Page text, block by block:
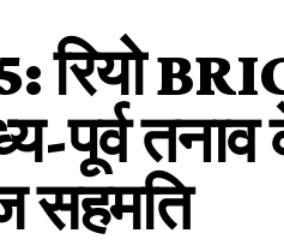
पूर्व तनाव
सहमति